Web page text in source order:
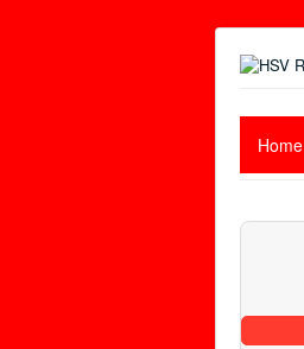
Home